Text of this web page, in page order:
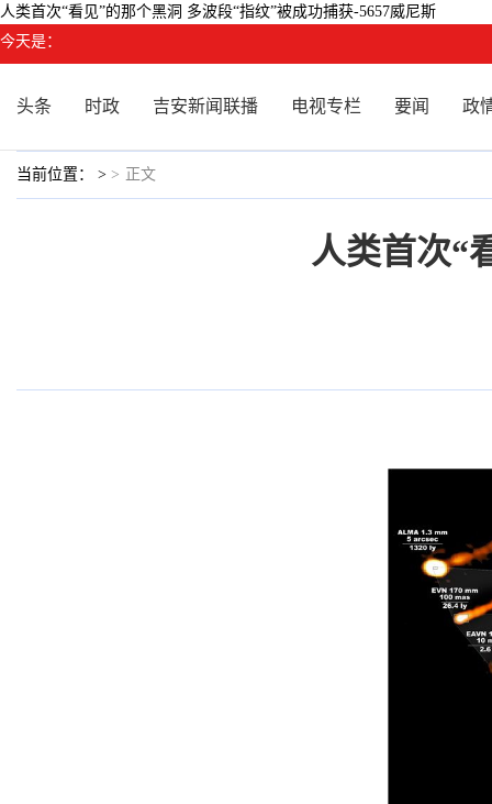
人类首次“看见”的那个黑洞 多波段“指纹”被成功捕获-5657威尼斯
今天是：
头条 时政 吉安新闻联播 电视专栏 要闻 政
当前位置： > > 正文
人类首次“